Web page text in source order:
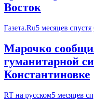
Восток
Газета.Ru5 месяцев спустя
Марочко
гуманитарной
Константиновке
RT на русском5 месяцев